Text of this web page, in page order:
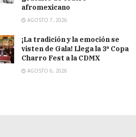
afromexicano
AGOSTO 7, 2026
¡La tradición y la emoción se
visten de Gala! Llega la 3ª Copa
Charro Fest a la CDMX
AGOSTO 6, 2026